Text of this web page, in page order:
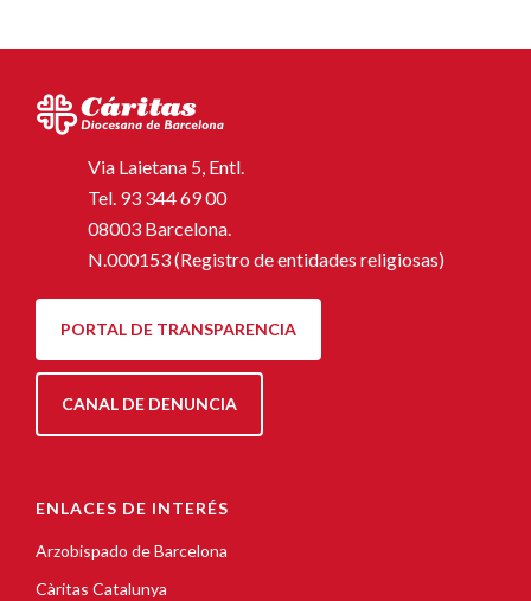
Via Laietana 5, Entl.
Tel. 93 344 69 00
08003 Barcelona.
N.000153 (Registro de entidades religiosas)
PORTAL DE TRANSPARENCIA
CANAL DE DENUNCIA
ENLACES DE INTERÉS
Arzobispado de Barcelona
Càritas Catalunya